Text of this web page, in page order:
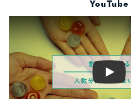
YouTube
Play